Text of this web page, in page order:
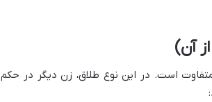
آن)
است. در این نوع طلاق، زن دیگر در حکم